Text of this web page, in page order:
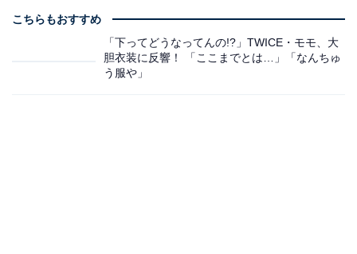
こちらもおすすめ
「下ってどうなってんの!?」TWICE・モモ、大
胆衣装に反響！ 「ここまでとは…」「なんちゅ
う服や」